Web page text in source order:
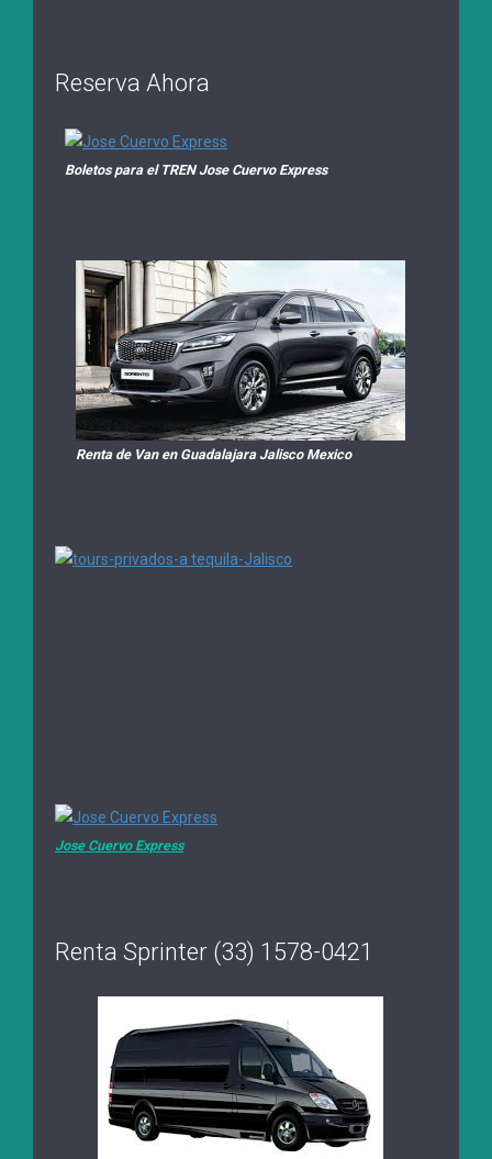
Reserva Ahora
Boletos para el TREN Jose Cuervo Express
Renta de Van en Guadalajara Jalisco Mexico
Jose Cuervo Express
Renta Sprinter (33) 1578-0421